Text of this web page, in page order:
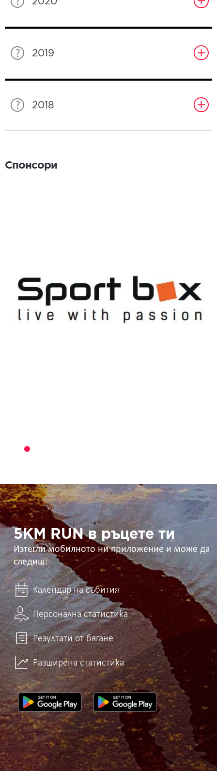
2019
2018
Спонсори
5KM
RUN
в
ръцете
ти 5KM RUN в ръцете ти
Изтегли мобилното ни приложение и може да
следиш:
Календар на събития
Персонална статистика
Резултати от бягане
Разширена статистика